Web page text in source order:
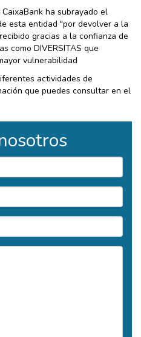
ha subrayado el
esta entidad "por devolver a la
gracias a la confianza de
como DIVERSITAS que
vulnerabilidad
actividades de
que puedes consultar en el